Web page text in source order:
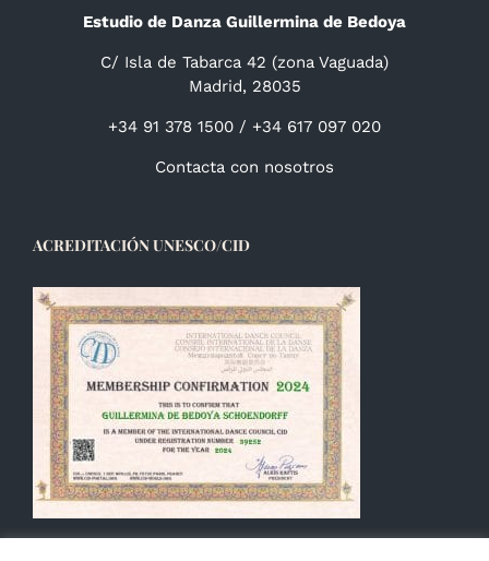
Estudio de Danza Guillermina de Bedoya
C/ Isla de Tabarca 42 (zona Vaguada)
Madrid, 28035
+34 91 378 1500 / +34 617 097 020
Contacta con nosotros
ACREDITACIÓN UNESCO/CID